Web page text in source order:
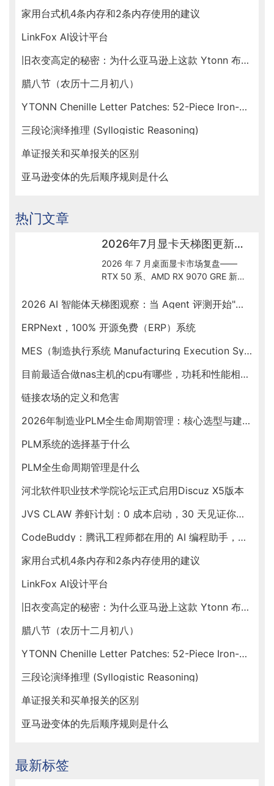
家用台式机4条内存和2条内存使用的建议
LinkFox AI设计平台
旧衣变高定的秘密：为什么亚马逊上这款 Ytonn 布贴让手工达人们人手一套？
腊八节（农历十二月初八）
YTONN Chenille Letter Patches: 52-Piece Iron-On Varsity Alphabet Set for DIY Clothing Customization
三段论演绎推理 (Syllogistic Reasoning)
单证报关和买单报关的区别
亚马逊变体的先后顺序规则是什么
热门文章
2026年7月显卡天梯图更新解读：50系到底怎么选
2026 年 7 月桌面显卡市场复盘——
RTX 50 系、AMD RX 9070 GRE 新出
Spark ARM SoC 新形态，按预算帮你2026 AI 智能体天梯图观察：当 Agent 评测开始"去滤镜"
ERPNext，100% 开源免费（ERP）系统
MES（制造执行系统 Manufacturing Execution System）
目前最适合做nas主机的cpu有哪些，功耗和性能相对均衡的
链接农场的定义和危害
2026年制造业PLM全生命周期管理：核心选型与建设指南
PLM系统的选择基于什么
PLM全生命周期管理是什么
河北软件职业技术学院论坛正式启用Discuz X5版本
JVS CLAW 养虾计划：0 成本启动，30 天见证你的虾塘收益
CodeBuddy：腾讯工程师都在用的 AI 编程助手，新春福利送不停！
家用台式机4条内存和2条内存使用的建议
LinkFox AI设计平台
旧衣变高定的秘密：为什么亚马逊上这款 Ytonn 布贴让手工达人们人手一套？
腊八节（农历十二月初八）
YTONN Chenille Letter Patches: 52-Piece Iron-On Varsity Alphabet Set for DIY Clothing Customization
三段论演绎推理 (Syllogistic Reasoning)
单证报关和买单报关的区别
亚马逊变体的先后顺序规则是什么
最新标签